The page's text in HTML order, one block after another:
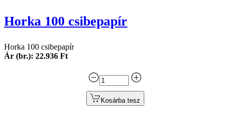
Horka 100 csibepapír
Horka 100 csibepapír
Ár (br.): 22.936 Ft
Kosárba tesz